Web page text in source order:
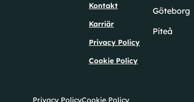
Kontakt
Karriär
Privacy Policy
Cookie Policy
Göteborg
Piteå
Privacy PolicyCookie Policy